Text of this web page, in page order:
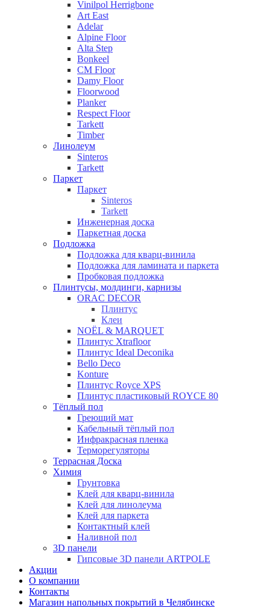
Vinilpol Herrigbone
Art East
Adelar
Alpine Floor
Alta Step
Bonkeel
CM Floor
Damy Floor
Floorwood
Planker
Respect Floor
Tarkett
Timber
Линолеум
Sinteros
Tarkett
Паркет
Паркет
Sinteros
Tarkett
Инженерная доска
Паркетная доска
Подложка
Подложка для кварц-винила
Подложка для ламината и паркета
Пробковая подложка
Плинтусы, молдинги, карнизы
ORAC DECOR
Плинтус
Клеи
NOЁL & MARQUET
Плинтус Xtrafloor
Плинтус Ideal Deconika
Bello Deco
Konture
Плинтус Royce XPS
Плинтус пластиковый ROYCE 80
Тёплый пол
Греющий мат
Кабельный тёплый пол
Инфракрасная пленка
Терморегуляторы
Террасная Доска
Химия
Грунтовка
Клей для кварц-винила
Клей для линолеума
Клей для паркета
Контактный клей
Наливной пол
3D панели
Гипсовые 3D панели ARTPOLE
Акции
О компании
Контакты
Магазин напольных покрытий в Челябинске